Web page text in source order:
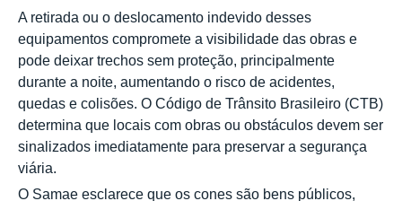
A retirada ou o deslocamento indevido desses
equipamentos compromete a visibilidade das obras e
pode deixar trechos sem proteção, principalmente
durante a noite, aumentando o risco de acidentes,
quedas e colisões. O Código de Trânsito Brasileiro (CTB)
determina que locais com obras ou obstáculos devem ser
sinalizados imediatamente para preservar a segurança
viária.
O Samae esclarece que os cones são bens públicos,